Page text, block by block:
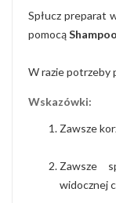
Spłucz preparat
pomocą
W razie potrzeby
Wskazówki:
Zawsze
Zawsze
widocznej